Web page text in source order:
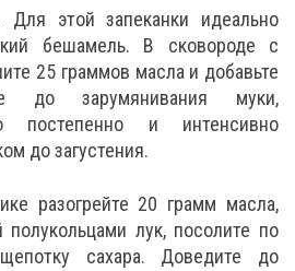
этой запеканки идеально
бешамель. В сковороде с
25 граммов масла и добавьте
до зарумянивания муки,
постепенно и интенсивно
до загустения.
разогрейте 20 грамм масла,
полукольцами лук, посолите по
сахара. Доведите до